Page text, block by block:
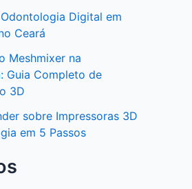
Digital em
Ceará
Meshmixer na
Guia Completo de
3D
sobre Impressoras 3D
em 5 Passos